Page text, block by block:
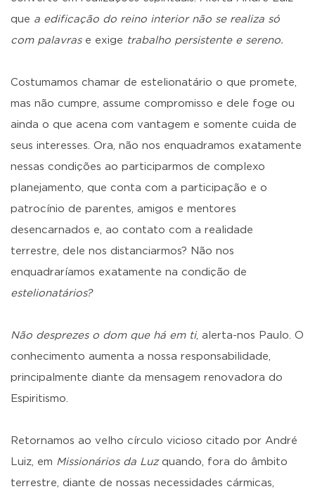
que a edificação do reino interior não se realiza só
com palavrase exige trabalho persistente e sereno.
Costumamos chamar de estelionatário o que promete,
mas não cumpre, assume compromisso e dele foge ou
ainda o que acena com vantagem e somente cuida de
seus interesses. Ora, não nos enquadramos exatamente
nessas condições ao participarmos de complexo
planejamento, que conta com a participação e o
patrocínio de parentes, amigos e mentores
desencarnados e, ao contato com a realidade
terrestre, dele nos distanciarmos? Não nos
enquadraríamos exatamente na condição de
estelionatários?
Não desprezes o dom que há em ti, alerta-nos Paulo. O
conhecimento aumenta a nossa responsabilidade,
principalmente diante da mensagem renovadora do
Espiritismo.
Retornamos ao velho círculo vicioso citado por André
Luiz, em Missionários da Luzquando, fora do âmbito
terrestre, diante de nossas necessidades cármicas,